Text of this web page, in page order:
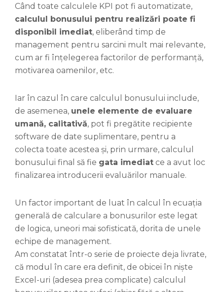
Când toate calculele KPI pot fi automatizate,
calculul bonusului pentru realizări poate fi
disponibil imediat, eliberând timp de
management pentru sarcini mult mai relevante,
cum ar fi înțelegerea factorilor de performanță,
motivarea oamenilor, etc.
Iar în cazul în care calculul bonusului include,
de asemenea, unele elemente de evaluare
umană, calitativă, pot fi pregătite recipiente
software de date suplimentare, pentru a
colecta toate acestea și, prin urmare, calculul
bonusului final să fie gata imediat ce a avut loc
finalizarea introducerii evaluărilor manuale.
Un factor important de luat în calcul în ecuația
generală de calculare a bonusurilor este legat
de logica, uneori mai sofisticată, dorita de unele
echipe de management.
Am constatat într-o serie de proiecte deja livrate,
că modul în care era definit, de obicei în niște
Excel-uri (adesea prea complicate) calculul